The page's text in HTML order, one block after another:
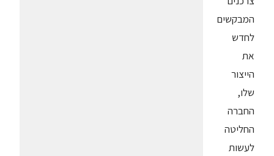
המבקשים
לחדש
את
הייצור
שלו,
החברה
החליטה
לעשות